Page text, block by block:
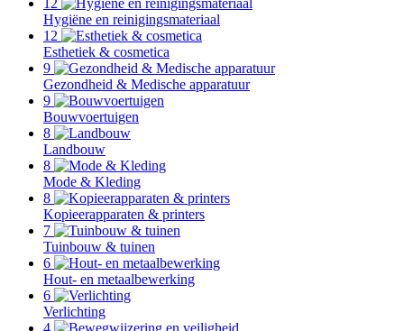
12
Hygiëne en reinigingsmateriaal
12
Esthetiek & cosmetica
9
Gezondheid & Medische apparatuur
9
Bouwvoertuigen
8
Landbouw
8
Mode & Kleding
8
Kopieerapparaten & printers
7
Tuinbouw & tuinen
6
Hout- en metaalbewerking
6
Verlichting
4